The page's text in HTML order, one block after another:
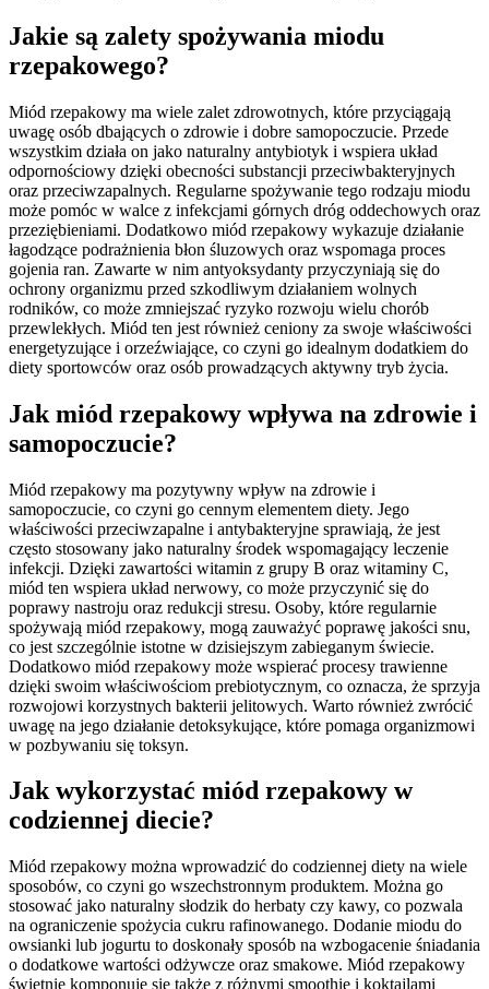
Jakie są zalety spożywania miodu
rzepakowego?
Miód rzepakowy ma wiele zalet zdrowotnych, które przyciągają
uwagę osób dbających o zdrowie i dobre samopoczucie. Przede
wszystkim działa on jako naturalny antybiotyk i wspiera układ
odpornościowy dzięki obecności substancji przeciwbakteryjnych
oraz przeciwzapalnych. Regularne spożywanie tego rodzaju miodu
może pomóc w walce z infekcjami górnych dróg oddechowych oraz
przeziębieniami. Dodatkowo miód rzepakowy wykazuje działanie
łagodzące podrażnienia błon śluzowych oraz wspomaga proces
gojenia ran. Zawarte w nim antyoksydanty przyczyniają się do
ochrony organizmu przed szkodliwym działaniem wolnych
rodników, co może zmniejszać ryzyko rozwoju wielu chorób
przewlekłych. Miód ten jest również ceniony za swoje właściwości
energetyzujące i orzeźwiające, co czyni go idealnym dodatkiem do
diety sportowców oraz osób prowadzących aktywny tryb życia.
Jak miód rzepakowy wpływa na zdrowie i
samopoczucie?
Miód rzepakowy ma pozytywny wpływ na zdrowie i
samopoczucie, co czyni go cennym elementem diety. Jego
właściwości przeciwzapalne i antybakteryjne sprawiają, że jest
często stosowany jako naturalny środek wspomagający leczenie
infekcji. Dzięki zawartości witamin z grupy B oraz witaminy C,
miód ten wspiera układ nerwowy, co może przyczynić się do
poprawy nastroju oraz redukcji stresu. Osoby, które regularnie
spożywają miód rzepakowy, mogą zauważyć poprawę jakości snu,
co jest szczególnie istotne w dzisiejszym zabieganym świecie.
Dodatkowo miód rzepakowy może wspierać procesy trawienne
dzięki swoim właściwościom prebiotycznym, co oznacza, że sprzyja
rozwojowi korzystnych bakterii jelitowych. Warto również zwrócić
uwagę na jego działanie detoksykujące, które pomaga organizmowi
w pozbywaniu się toksyn.
Jak wykorzystać miód rzepakowy w
codziennej diecie?
Miód rzepakowy można wprowadzić do codziennej diety na wiele
sposobów, co czyni go wszechstronnym produktem. Można go
stosować jako naturalny słodzik do herbaty czy kawy, co pozwala
na ograniczenie spożycia cukru rafinowanego. Dodanie miodu do
owsianki lub jogurtu to doskonały sposób na wzbogacenie śniadania
o dodatkowe wartości odżywcze oraz smakowe. Miód rzepakowy
świetnie komponuje się także z różnymi smoothie i koktajlami